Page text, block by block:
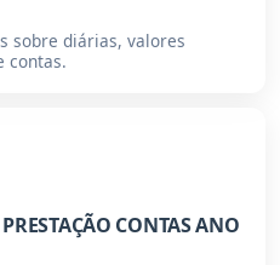
sobre diárias, valores
contas.
CONTAS ANO